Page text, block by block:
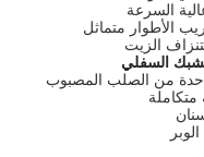
السرعة
الأطوار متماثل
الزيت
السفلي
من الصلب المصبوب